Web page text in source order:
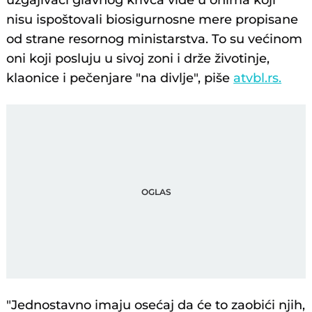
nisu ispoštovali biosigurnosne mere propisane
od strane resornog ministarstva. To su većinom
oni koji posluju u sivoj zoni i drže životinje,
klaonice i pečenjare "na divlje", piše atvbl.rs.
"Jednostavno imaju osećaj da će to zaobići njih,